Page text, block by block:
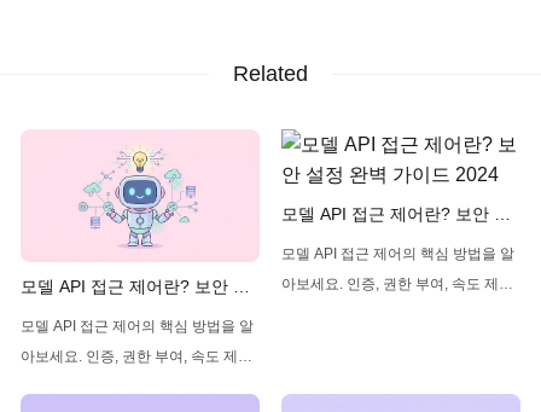
Related
모델 API 접근 제어란? 보안 설
정 완벽 가이드 2024
모델 API 접근 제어의 핵심 방법을 알
아보세요. 인증, 권한 부여, 속도 제한
모델 API 접근 제어란? 보안 설
정 완벽 가이드 2024
모델 API 접근 제어의 핵심 방법을 알
아보세요. 인증, 권한 부여, 속도 제한